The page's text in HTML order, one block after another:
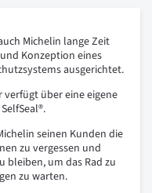
Michelin lange Zeit
Konzeption eines
ausgerichtet.
verfügt über eine eigene
seinen Kunden die
zu vergessen und
bleiben, um das Rad zu
zu warten.